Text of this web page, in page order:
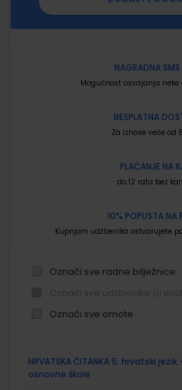
NAGRADNA
Mogućnost osvajanja neke
BESPLATNA
Za iznose veće od
PLAĆANJE NA
do 12 rata bez
10% POPUSTA NA
Kupnjom udžbenika ostvarujete
Označi sve radne bilježnice
Označi sve omote
proizvodi
HRVATSKA ČITANKA 5; hrvatski
osnovne škole